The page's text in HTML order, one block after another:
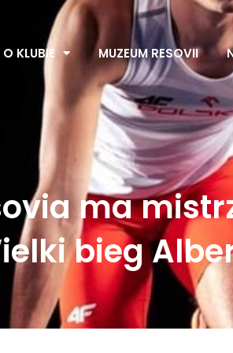
O KLUBIE MUZEUM RESOVII
ma
bieg